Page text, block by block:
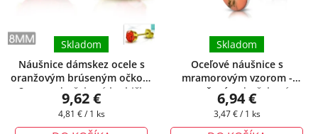
Náušnice dámskez ocele s
oranžovým brúseným očkom
- 8 mm
+ darčeková krabička
zadarmo
Skladom
9,62 €
Jednotková
4,81 € / 1 ks
Oceľové náušnice s
mramorovým vzorom -
oranžové+ darčeková
krabička zadarmo
Skladom
6,94 €
Jednotková
3,47 € / 1 ks